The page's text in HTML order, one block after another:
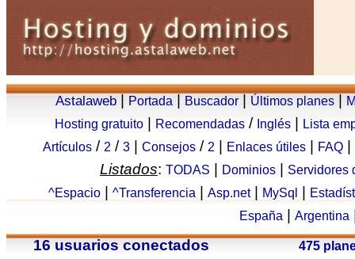
Astalaweb Portada Buscador Últimos planes
Hosting gratuito
Recomendadas / Inglés
Lista
Artículos / 2 / 3 Consejos / 2 Enlaces útiles FAQ
Listados: TODAS Dominios
Servidores
^Espacio
^Transferencia Asp.net| MySql
España
Argentina
16 usuarios conectados
475